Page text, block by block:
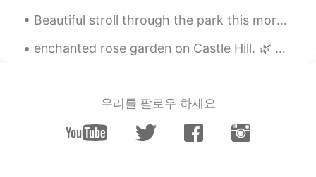
@Jay Yeah, I could see how real stories
could be more emotionally taxing and
difficult to face. I still find it really weird
EN KR
Beautiful stroll through the park this morning was. Also Happy Saturday to.you all ! Goodnight! t...
enchanted rose garden on Castle Hill. 🌿 For many years, the Rose Garden at Castle Hill in the Ip...
우리를 팔로우 하세요